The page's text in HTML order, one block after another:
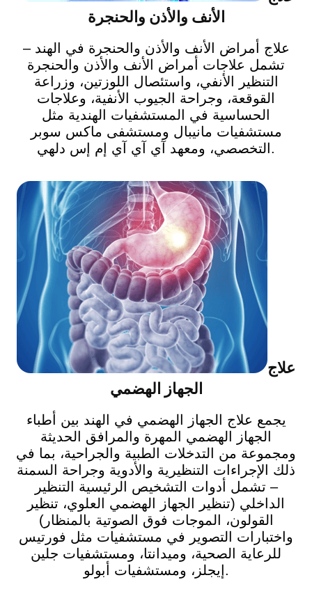
الأنف والأذن والحنجرة
علاج أمراض الأنف والأذن والحنجرة في الهند –
تشمل علاجات أمراض الأنف والأذن والحنجرة
التنظير الأنفي، واستئصال اللوزتين، وزراعة
القوقعة، وجراحة الجيوب الأنفية، وعلاجات
الحساسية في المستشفيات الهندية مثل
مستشفيات مانيبال ومستشفى ماكس سوبر
التخصصي، ومعهد آي آي آي إم إس دلهي.
علاج
الجهاز الهضمي
يجمع علاج الجهاز الهضمي في الهند بين أطباء
الجهاز الهضمي المهرة والمرافق الحديثة
ومجموعة من التدخلات الطبية والجراحية، بما في
ذلك الإجراءات التنظيرية والأدوية وجراحة السمنة
– تشمل أدوات التشخيص الرئيسية التنظير
الداخلي (تنظير الجهاز الهضمي العلوي، تنظير
القولون، الموجات فوق الصوتية بالمنظار)
واختبارات التصوير في مستشفيات مثل فورتيس
للرعاية الصحية، وميدانتا، ومستشفيات جلين
إيجلز، ومستشفيات أبولو.